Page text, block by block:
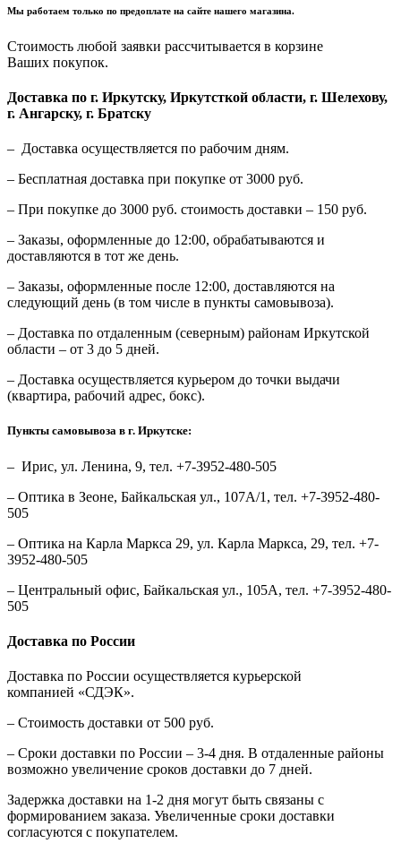
Мы работаем только по предоплате на сайте нашего магазина.
Стоимость любой заявки рассчитывается в корзине
Ваших покупок.
Доставка по г. Иркутску, Иркутсткой области, г. Шелехову,
г. Ангарску, г. Братску
– Доставка осуществляется по рабочим дням.
– Бесплатная доставка при покупке от 3000 руб.
– При покупке до 3000 руб. стоимость доставки – 150 руб.
– Заказы, оформленные до 12:00, обрабатываются и
доставляются в тот же день.
– Заказы, оформленные после 12:00, доставляются на
следующий день (в том числе в пункты самовывоза).
– Доставка по отдаленным (северным) районам Иркутской
области – от 3 до 5 дней.
– Доставка осуществляется курьером до точки выдачи
(квартира, рабочий адрес, бокс).
Пункты самовывоза в г. Иркутске:
– Ирис, ул. Ленина, 9, тел. +7-3952-480-505
– Оптика в Зеоне, Байкальская ул., 107А/1, тел. +7-3952-480-
505
– Оптика на Карла Маркса 29, ул. Карла Маркса, 29, тел. +7-
3952-480-505
– Центральный офис, Байкальская ул., 105А, тел. +7-3952-480-
505
Доставка по России
Доставка по России осуществляется курьерской
компанией «СДЭК».
– Стоимость доставки от 500 руб.
– Сроки доставки по России – 3-4 дня. В отдаленные районы
возможно увеличение сроков доставки до 7 дней.
Задержка доставки на 1-2 дня могут быть связаны с
формированием заказа. Увеличенные сроки доставки
согласуются с покупателем.